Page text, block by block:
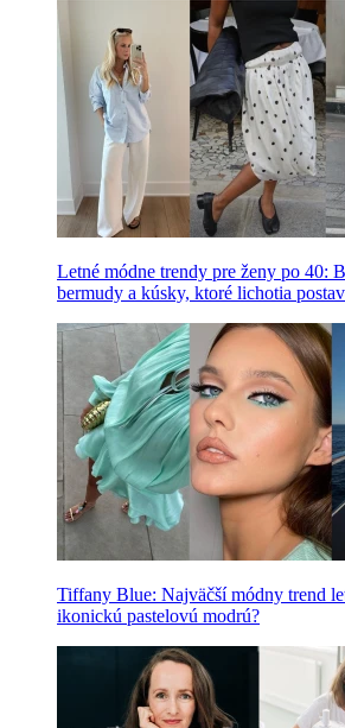
Letné módne trendy pre ženy po 40:
bermudy a kúsky, ktoré lichotia
Tiffany Blue: Najväčší módny trend
ikonickú pastelovú modrú?